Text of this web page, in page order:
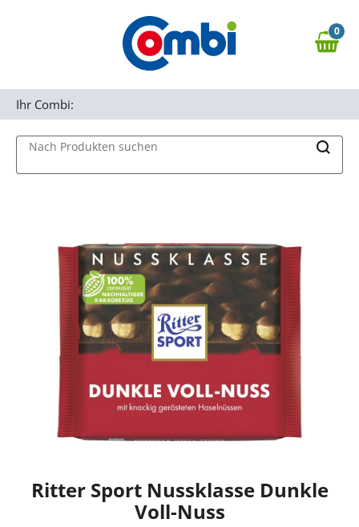
Zur Navigation springen
0,00 €
0
Nach Produkten suchen
Ihr Combi:
Ritter Sport Nussklasse Dunkle
Voll-Nuss